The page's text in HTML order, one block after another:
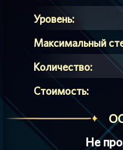
Уровень:
Максимальный
Количество:
Стоимость:
Не